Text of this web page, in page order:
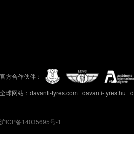
官方合作伙伴：
全球网站：davanti-tyres.com | davanti-tyres.hu |
沪ICP备14035695号-1